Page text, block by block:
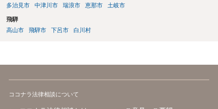
多治見市
中津川市 瑞浪市 恵那市 土岐市
飛騨
高山市
飛騨市 下呂市 白川村
ココナラ法律相談について